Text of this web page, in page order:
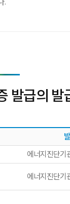
발급의 발
에너지진단기
에너지진단기